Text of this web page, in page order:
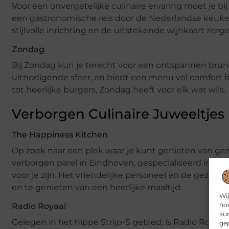
Voor een onvergetelijke culinaire ervaring moet je
een gastronomische reis door de Nederlandse
stijlvolle inrichting en de uitstekende wijnkaart
Zondag
Bij Zondag kun je terecht voor een ontspannen
uitnodigende sfeer, en biedt een menu vol comfort
tot heerlijke burgers, Zondag heeft voor elk wat wils.
Verborgen Culinaire Juweeltjes
The Happiness Kitchen
Op zoek naar een plek waar je kunt genieten van
verborgen parel in Eindhoven, gespecialiseerd in
voor je zijn. Het vriendelijke personeel en de
en te genieten van een heerlijke maaltijd.
Radio Royaal
Gelegen in het hippe Strijp-S gebied, is Radio